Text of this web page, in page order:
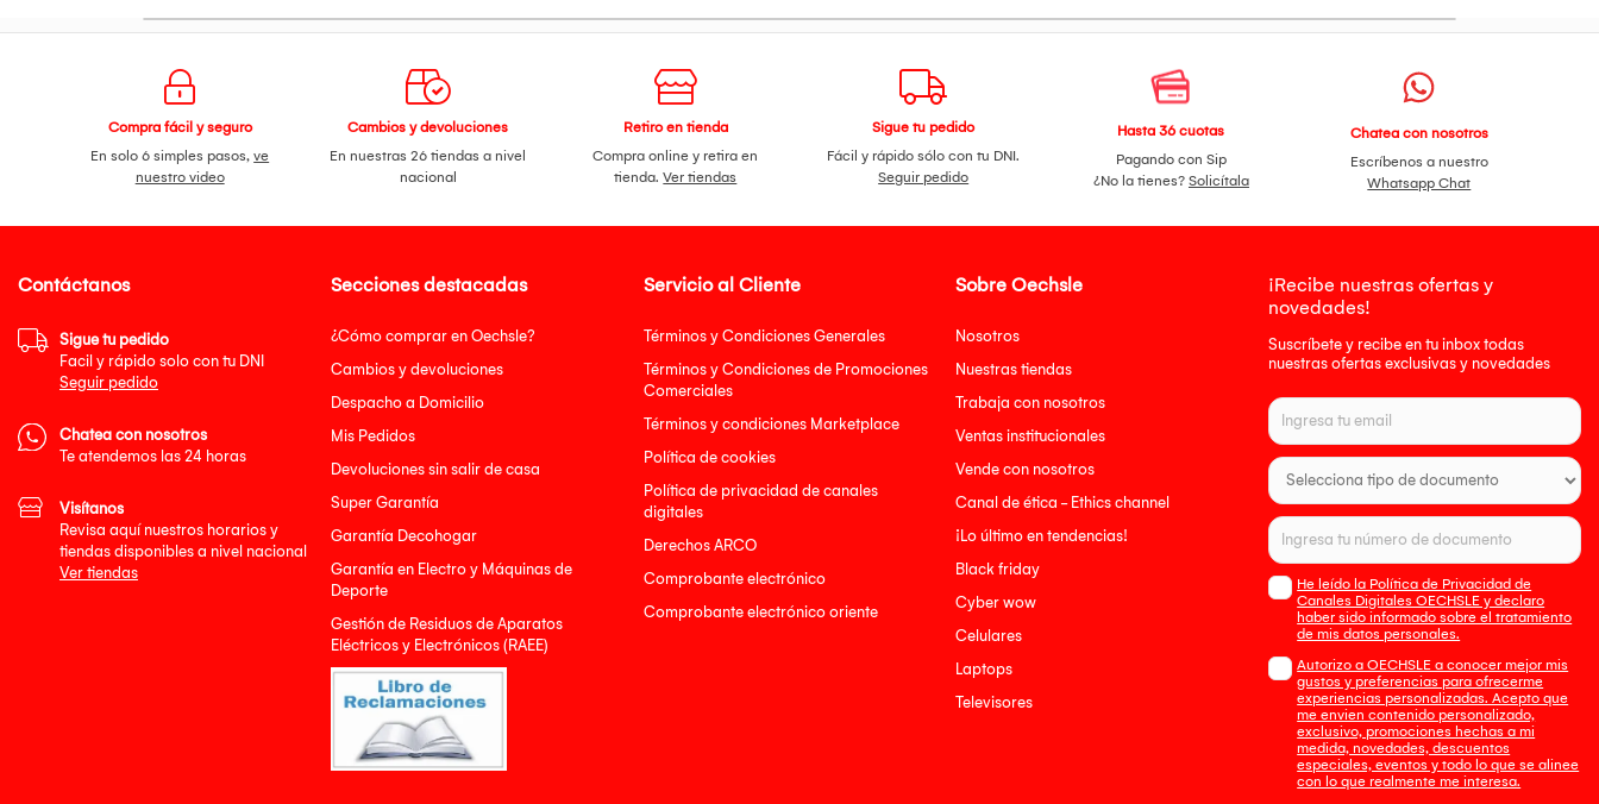
Compra fácil y seguro
En solo 6 simples pasos,ve
nuestro video
Cambios y devoluciones
En nuestras 26 tiendas a nivel
nacional
Retiro en tienda
Compra online y retira en
tienda.Ver tiendas
Sigue tu pedido
Fácil y rápido sólo con tu DNI.
Seguir pedido
Hasta 36 cuotas
Pagando con Sip
¿No la tienes? Solicítala
Chatea con nosotros
Escríbenos a nuestro
Whatsapp Chat
Secciones destacadas
¿Cómo comprar en Oechsle?
Cambios y devoluciones
Despacho a Domicilio
Mis Pedidos
Devoluciones sin salir de casa
Super Garantía
Garantía Decohogar
Garantía en Electro y Máquinas de
Deporte
Gestión de Residuos de Aparatos
Eléctricos y Electrónicos (RAEE)
Servicio al Cliente
Términos y Condiciones Generales
Términos y Condiciones de Promociones
Comerciales
Términos y condiciones Marketplace
Política de cookies
Política de privacidad de canales
digitales
Derechos ARCO
Comprobante electrónico
Comprobante electrónico oriente
Sobre Oechsle
Nosotros
Nuestras tiendas
Trabaja con nosotros
Ventas institucionales
Vende con nosotros
Canal de ética - Ethics channel
¡Lo último en tendencias!
Black friday
Cyber wow
Celulares
Laptops
Televisores
¡Recibe nuestras ofertas y
novedades!
Suscríbete y recibe en tu inbox todas
nuestras ofertas exclusivas y novedades
He leído la Política de Privacidad de
Canales Digitales OECHSLE y declaro
haber sido informado sobre el tratamiento
de mis datos personales.
Autorizo a OECHSLE a conocer mejor mis
gustos y preferencias para ofrecerme
experiencias personalizadas. Acepto que
me envien contenido personalizado,
exclusivo, promociones hechas a mi
medida, novedades, descuentos
especiales, eventos y todo lo que se alinee
con lo que realmente me interesa.
Contáctanos
Sigue tu pedido
Facil y rápido solo con tu DNI
Seguir pedido
Chatea con nosotros
Te atendemos las 24 horas
Visítanos
Revisa aquí nuestros horarios y
tiendas disponibles a nivel nacional
Ver tiendas